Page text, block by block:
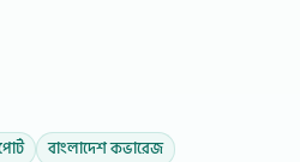
বাংলাদেশ কভারেজ